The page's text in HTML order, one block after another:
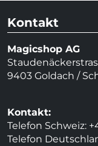
Kontakt
Magicshop AG
9403 Goldach /
Kontakt:
Telefon Schweiz:
Telefon